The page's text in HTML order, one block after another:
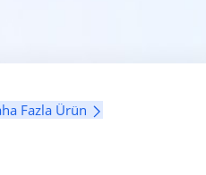
Fazla Ürün